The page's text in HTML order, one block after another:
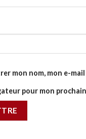
mon nom, mon e-
pour mon